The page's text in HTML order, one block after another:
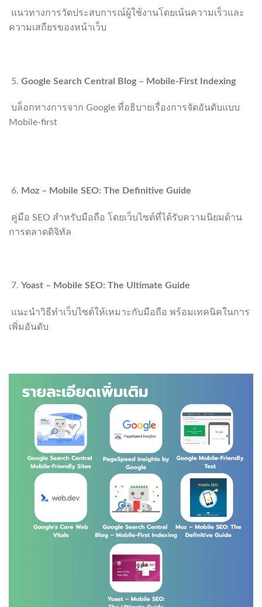
แนวทางการวัดประสบการณ์ผู้ใช้งานโดยเน้นความเร็วและ
ความเสถียรของหน้าเว็บ
Google Search Central Blog – Mobile-First Indexing
บล็อกทางการจาก Google ที่อธิบายเรื่องการจัดอันดับแบบ
Mobile-first
Moz – Mobile SEO: The Definitive Guide
คู่มือ SEO สำหรับมือถือ โดยเว็บไซต์ที่ได้รับความนิยมด้าน
การตลาดดิจิทัล
Yoast – Mobile SEO: The Ultimate Guide
แนะนำวิธีทำเว็บไซต์ให้เหมาะกับมือถือ พร้อมเทคนิคในการ
เพิ่มอันดับ